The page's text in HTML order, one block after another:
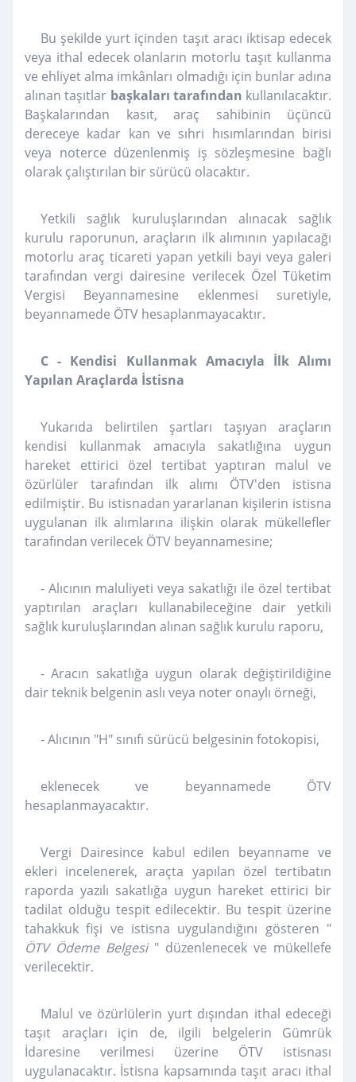
Bu şekilde yurt içinden taşıt aracı iktisap edecek
veya ithal edecek olanların motorlu taşıt kullanma
ve ehliyet alma imkânları olmadığı için bunlar adına
alınan taşıtlar başkaları tarafından kullanılacaktır.
Başkalarından kasıt, araç sahibinin üçüncü
dereceye kadar kan ve sıhri hısımlarından birisi
veya noterce düzenlenmiş iş sözleşmesine bağlı
olarak çalıştırılan bir sürücü olacaktır.
Yetkili sağlık kuruluşlarından alınacak sağlık
kurulu raporunun, araçların ilk alımının yapılacağı
motorlu araç ticareti yapan yetkili bayi veya galeri
tarafından vergi dairesine verilecek Özel Tüketim
Vergisi Beyannamesine eklenmesi suretiyle,
beyannamede ÖTV hesaplanmayacaktır.
C - Kendisi Kullanmak Amacıyla İlk Alımı
Yapılan Araçlarda İstisna
Yukarıda belirtilen şartları taşıyan araçların
kendisi kullanmak amacıyla sakatlığına uygun
hareket ettirici özel tertibat yaptıran malul ve
özürlüler tarafından ilk alımı ÖTV'den istisna
edilmiştir. Bu istisnadan yararlanan kişilerin istisna
uygulanan ilk alımlarına ilişkin olarak mükellefler
tarafından verilecek ÖTV beyannamesine;
- Alıcının maluliyeti veya sakatlığı ile özel tertibat
yaptırılan araçları kullanabileceğine dair yetkili
sağlık kuruluşlarından alınan sağlık kurulu raporu,
- Aracın sakatlığa uygun olarak değiştirildiğine
dair teknik belgenin aslı veya noter onaylı örneği,
- Alıcının "H" sınıfı sürücü belgesinin fotokopisi,
eklenecek ve beyannamede ÖTV
hesaplanmayacaktır.
Vergi Dairesince kabul edilen beyanname ve
ekleri incelenerek, araçta yapılan özel tertibatın
raporda yazılı sakatlığa uygun hareket ettirici bir
tadilat olduğu tespit edilecektir. Bu tespit üzerine
tahakkuk fişi ve istisna uygulandığını gösteren "
ÖTV Ödeme Belgesi " düzenlenecek ve mükellefe
verilecektir.
Malul ve özürlülerin yurt dışından ithal edeceği
taşıt araçları için de, ilgili belgelerin Gümrük
İdaresine verilmesi üzerine ÖTV istisnası
uygulanacaktır. İstisna kapsamında taşıt aracı ithal